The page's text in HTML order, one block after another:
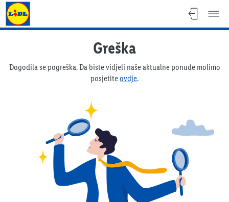
Lidl katalog
Greška
Dogodila se pogreška. Da biste vidjeli naše aktualne ponude molimo
posjetiteovdje.